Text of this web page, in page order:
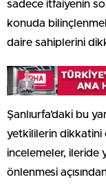
sadece itfaiyenin
konuda
daire sahiplerini
Şanlıurfa’daki bu
yetkililerin dikkatini
incelemeler, ileride
önlenmesi